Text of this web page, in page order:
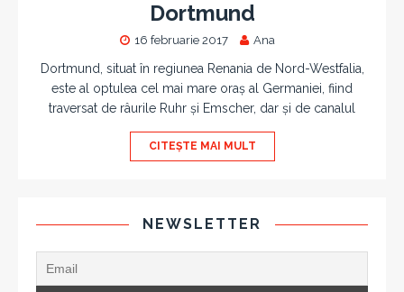
Dortmund
16 februarie 2017 Ana
Dortmund, situat în regiunea Renania de Nord-Westfalia,
este al optulea cel mai mare oraș al Germaniei, fiind
traversat de râurile Ruhr și Emscher, dar și de canalul
CITEȘTE MAI MULT
NEWSLETTER